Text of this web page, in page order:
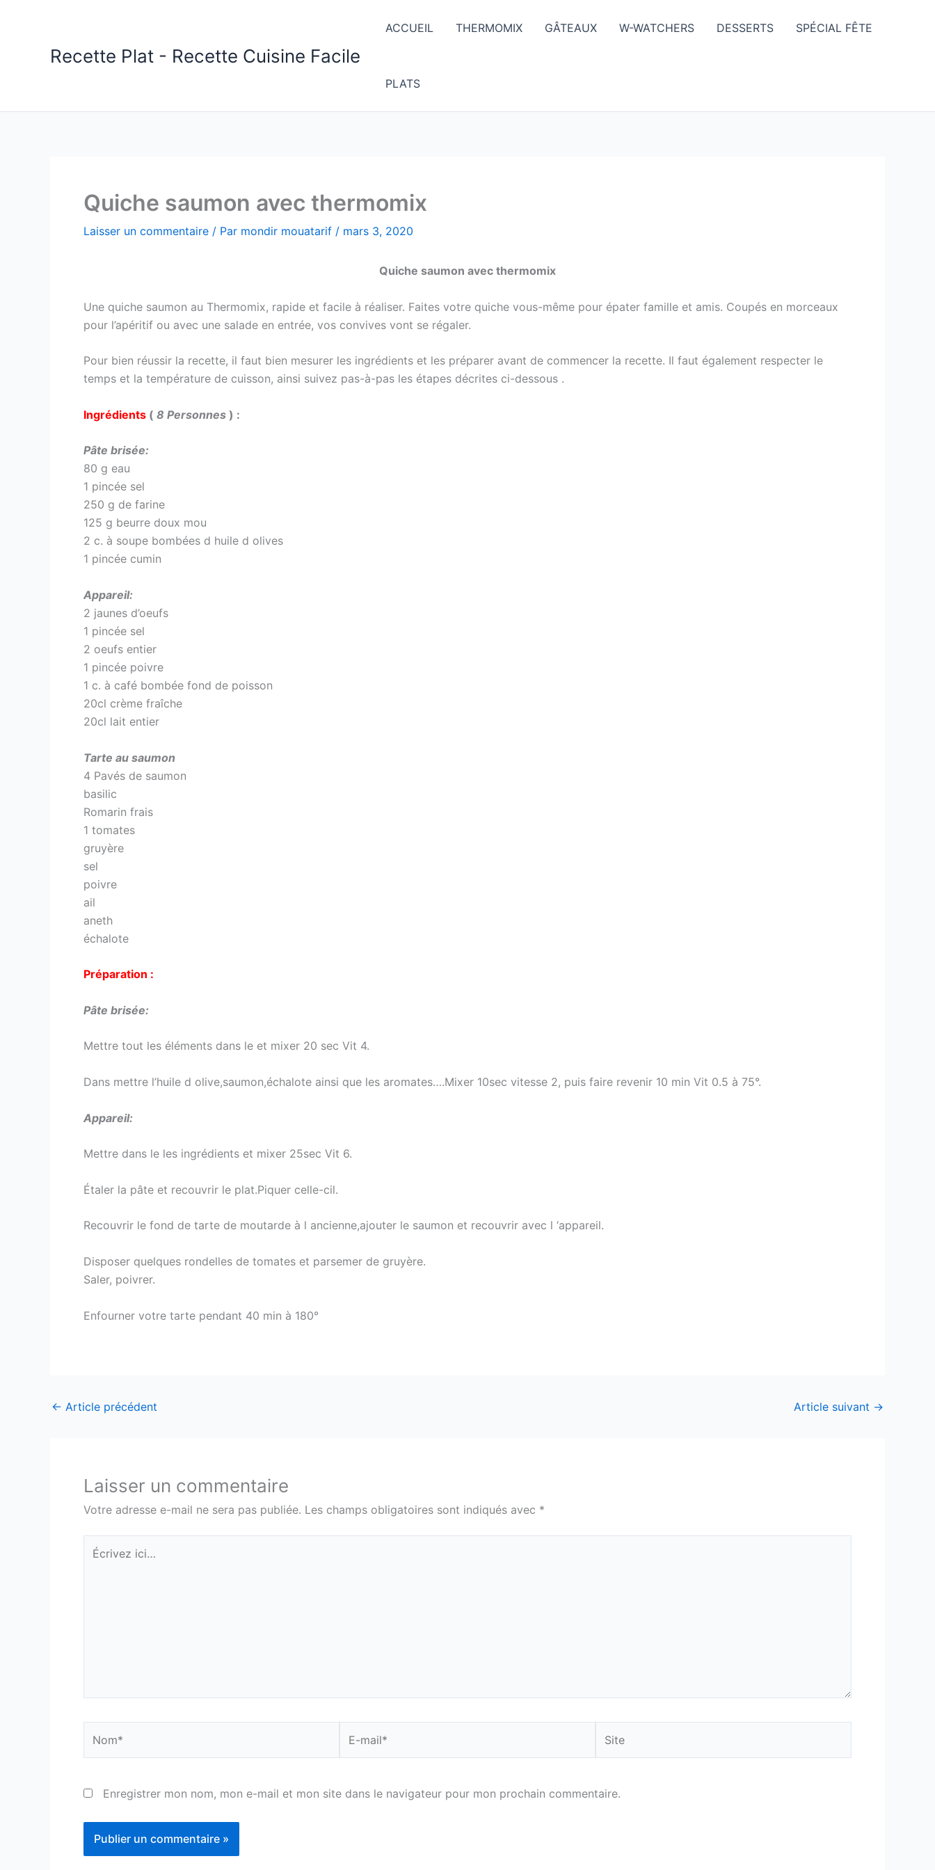
Recette Plat - Recette Cuisine Facile
ACCUEIL THERMOMIX GÂTEAUX W-WATCHERS DESSERTS SPÉCIAL FÊTE
PLATS
Quiche saumon avec thermomix
Laisser un commentaire / Par mondir mouatarif / mars 3, 2020
Quiche saumon avec thermomix
Une quiche saumon au Thermomix, rapide et facile à réaliser. Faites votre quiche vous-même pour épater famille et amis. Coupés en morceaux
pour l’apéritif ou avec une salade en entrée, vos convives vont se régaler.
Pour bien réussir la recette, il faut bien mesurer les ingrédients et les préparer avant de commencer la recette. Il faut également respecter le
temps et la température de cuisson, ainsi suivez pas-à-pas les étapes décrites ci-dessous .
Ingrédients ( 8 Personnes ) :
Pâte brisée:
80 g eau
1 pincée sel
250 g de farine
125 g beurre doux mou
2 c. à soupe bombées d huile d olives
1 pincée cumin
Appareil:
2 jaunes d’oeufs
1 pincée sel
2 oeufs entier
1 pincée poivre
1 c. à café bombée fond de poisson
20cl crème fraîche
20cl lait entier
Tarte au saumon
4 Pavés de saumon
basilic
Romarin frais
1 tomates
gruyère
sel
poivre
ail
aneth
échalote
Préparation :
Pâte brisée:
Mettre tout les éléments dans le et mixer 20 sec Vit 4.
Dans mettre l’huile d olive,saumon,échalote ainsi que les aromates….Mixer 10sec vitesse 2, puis faire revenir 10 min Vit 0.5 à 75°.
Appareil:
Mettre dans le les ingrédients et mixer 25sec Vit 6.
Étaler la pâte et recouvrir le plat.Piquer celle-cil.
Recouvrir le fond de tarte de moutarde à l ancienne,ajouter le saumon et recouvrir avec l ‘appareil.
Disposer quelques rondelles de tomates et parsemer de gruyère.
Saler, poivrer.
Enfourner votre tarte pendant 40 min à 180°
← Article précédent Article suivant →
Laisser un commentaire
Votre adresse e-mail ne sera pas publiée. Les champs obligatoires sont indiqués avec *
Écrivez
ici…
mail*
Enregistrer mon nom, mon e-mail et mon site dans le navigateur pour mon prochain commentaire.